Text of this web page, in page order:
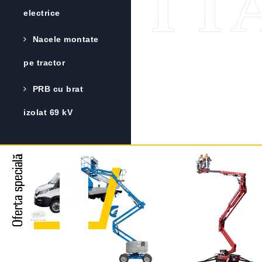
electrice
Nacele montate
pe tractor
PRB cu brat
izolat 69 kV
Oferta specială
Oferta specială
Oferta specială